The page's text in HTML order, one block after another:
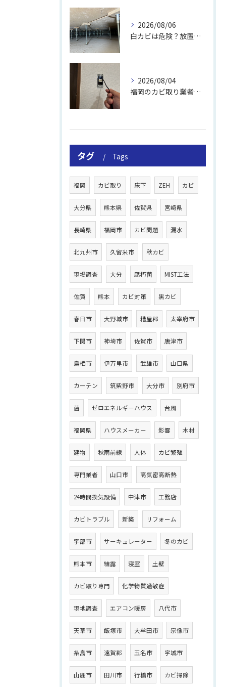
2026/08/06
白カビは危険？放置のリスクと取り方
2026/08/04
福岡のカビ取り業者おすすめの選び方と費用
タグ Tags
福岡 カビ取り 床下 ZEH カビ
大分県 熊本県 佐賀県 宮崎県
長崎県 福岡市 カビ問題 漏水
北九州市 久留米市 秋カビ
現場調査 大分 腐朽菌 MIST工法
佐賀 熊本 カビ対策 黒カビ
春日市 大野城市 糟屋郡 太宰府市
下関市 神埼市 佐賀市 唐津市
鳥栖市 伊万里市 武雄市 山口県
カーテン 筑紫野市 大分市 別府市
菌 ゼロエネルギーハウス 台風
福岡県 ハウスメーカー 影響 木材
建物 秋雨前線 人体 カビ繁殖
専門業者 山口市 高気密高断熱
24時間換気設備 中津市 工務店
カビトラブル 新築 リフォーム
宇部市 サーキュレーター 冬のカビ
熊本市 結露 寝室 土壁
カビ取り専門 化学物質過敏症
現地調査 エアコン暖房 八代市
天草市 飯塚市 大牟田市 宗像市
糸島市 遠賀郡 玉名市 宇城市
山鹿市 田川市 行橋市 カビ掃除